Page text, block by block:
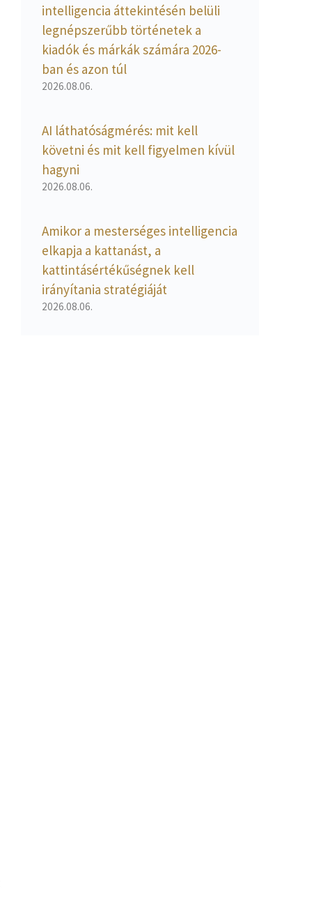
intelligencia áttekintésén belüli
legnépszerűbb történetek a
kiadók és márkák számára 2026-
ban és azon túl
2026.08.06.
AI láthatóságmérés: mit kell
követni és mit kell figyelmen kívül
hagyni
2026.08.06.
Amikor a mesterséges intelligencia
elkapja a kattanást, a
kattintásértékűségnek kell
irányítania stratégiáját
2026.08.06.